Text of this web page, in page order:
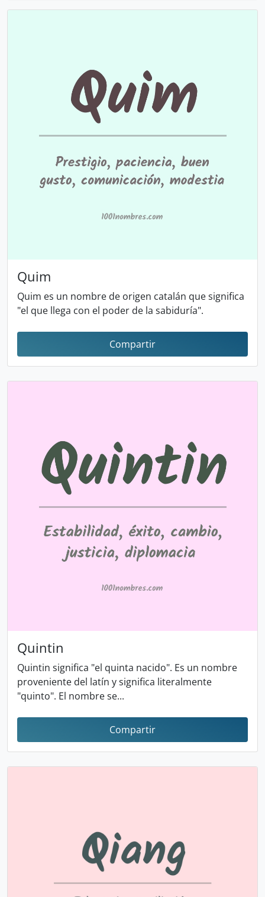
Quim
Quim es un nombre de origen catalán que significa
"el que llega con el poder de la sabiduría".
Compartir
Quintin
Quintin significa "el quinta nacido". Es un nombre
proveniente del latín y significa literalmente
"quinto". El nombre se...
Compartir